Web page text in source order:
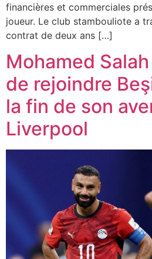
financières et commerciales
joueur. Le club stambouliote a
contrat de deux ans […]
Mohamed
de rejoindre
la fin de son
Liverpool